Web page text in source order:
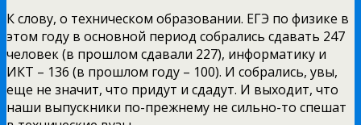
К слову, о техническом образовании. ЕГЭ по физике в
этом году в основной период собрались сдавать 247
человек (в прошлом сдавали 227), информатику и
ИКТ – 136 (в прошлом году – 100). И собрались, увы,
еще не значит, что придут и сдадут. И выходит, что
наши выпускники по-прежнему не сильно-то спешат